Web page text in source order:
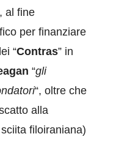
al fine
per finanziare
“Contras” in
“gli
“, oltre che
alla
filoiraniana)